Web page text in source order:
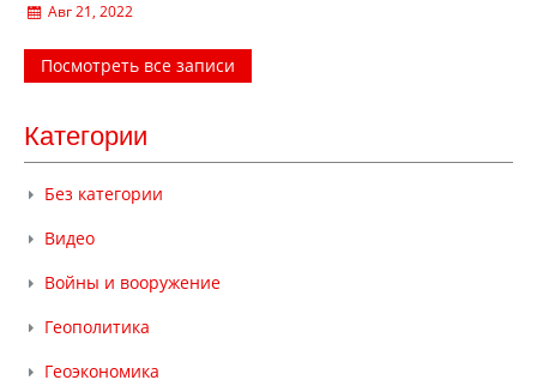
Авг 21, 2022
Посмотреть все записи
Категории
Без категории
Видео
Войны и вооружение
Геополитика
Геоэкономика